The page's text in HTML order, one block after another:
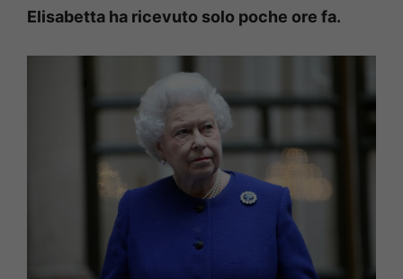
Elisabetta ha ricevuto solo poche ore fa.